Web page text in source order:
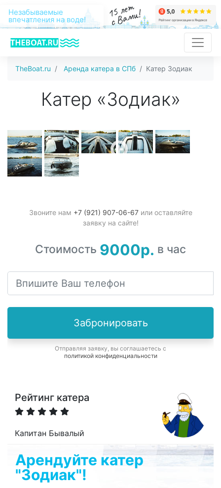
Незабываемые
впечатления на воде! 15 лет
с Вами!
TheBoat.ru Аренда катера в СПб Катер Зодиак
Катер «Зодиак»
Звоните нам +7 (921) 907-06-67или оставляйте
заявку на сайте!
Стоимость 9000р. в час
Забронировать
Отправляя заявку, вы соглашаетесь с
политикой конфиденциальности
Рейтинг катера
Капитан Бывалый
Арендуйте катер
"Зодиак"!